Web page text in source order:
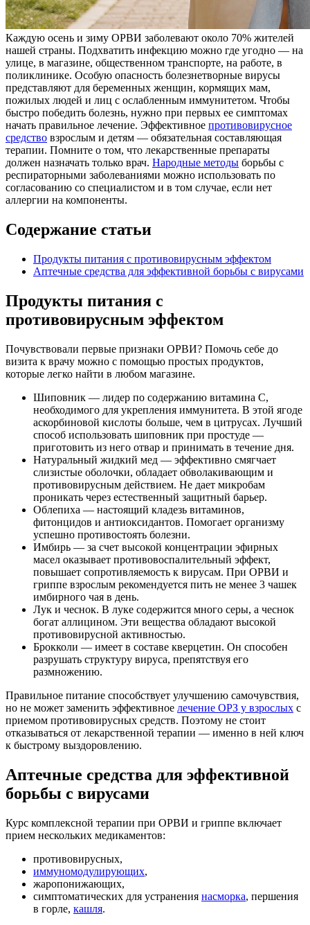
Каждую осень и зиму ОРВИ заболевают около 70% жителей
нашей страны. Подхватить инфекцию можно где угодно — на
улице, в магазине, общественном транспорте, на работе, в
поликлинике. Особую опасность болезнетворные вирусы
представляют для беременных женщин, кормящих мам,
пожилых людей и лиц с ослабленным иммунитетом. Чтобы
быстро победить болезнь, нужно при первых ее симптомах
начать правильное лечение. Эффективное противовирусное
средство взрослым и детям — обязательная составляющая
терапии. Помните о том, что лекарственные препараты
должен назначать только врач. Народные методы борьбы с
респираторными заболеваниями можно использовать по
согласованию со специалистом и в том случае, если нет
аллергии на компоненты.
Содержание статьи
Продукты питания с противовирусным эффектом
Аптечные средства для эффективной борьбы с вирусами
Продукты питания с
противовирусным эффектом
Почувствовали первые признаки ОРВИ? Помочь себе до
визита к врачу можно с помощью простых продуктов,
которые легко найти в любом магазине.
Шиповник — лидер по содержанию витамина С,
необходимого для укрепления иммунитета. В этой ягоде
аскорбиновой кислоты больше, чем в цитрусах. Лучший
способ использовать шиповник при простуде —
приготовить из него отвар и принимать в течение дня.
Натуральный жидкий мед — эффективно смягчает
слизистые оболочки, обладает обволакивающим и
противовирусным действием. Не дает микробам
проникать через естественный защитный барьер.
Облепиха — настоящий кладезь витаминов,
фитонцидов и антиоксидантов. Помогает организму
успешно противостоять болезни.
Имбирь — за счет высокой концентрации эфирных
масел оказывает противовоспалительный эффект,
повышает сопротивляемость к вирусам. При ОРВИ и
гриппе взрослым рекомендуется пить не менее 3 чашек
имбирного чая в день.
Лук и чеснок. В луке содержится много серы, а чеснок
богат аллицином. Эти вещества обладают высокой
противовирусной активностью.
Брокколи — имеет в составе кверцетин. Он способен
разрушать структуру вируса, препятствуя его
размножению.
Правильное питание способствует улучшению самочувствия,
но не может заменить эффективное лечение ОРЗ у взрослых с
приемом противовирусных средств. Поэтому не стоит
отказываться от лекарственной терапии — именно в ней ключ
к быстрому выздоровлению.
Аптечные средства для эффективной
борьбы с вирусами
Курс комплексной терапии при ОРВИ и гриппе включает
прием нескольких медикаментов:
противовирусных,
иммуномодулирующих,
жаропонижающих,
симптоматических для устранения насморка, першения
в горле, кашля.